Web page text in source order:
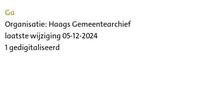
Ga
Organisatie: Haags Gemeentearchief
laatste wijziging 05-12-2024
1 gedigitaliseerd